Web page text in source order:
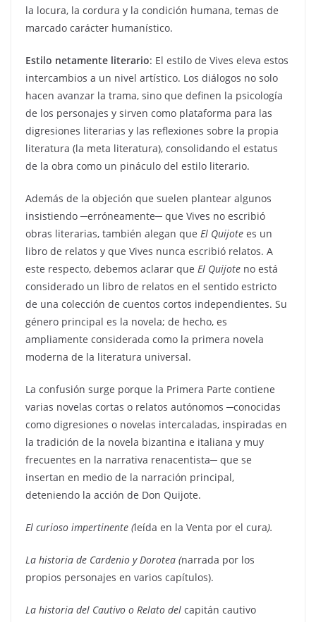
la locura, la cordura y la condición humana, temas de
marcado carácter humanístico.
Estilo netamente literario: El estilo de Vives eleva estos
intercambios a un nivel artístico. Los diálogos no solo
hacen avanzar la trama, sino que definen la psicología
de los personajes y sirven como plataforma para las
digresiones literarias y las reflexiones sobre la propia
literatura (la meta literatura), consolidando el estatus
de la obra como un pináculo del estilo literario.
Además de la objeción que suelen plantear algunos
insistiendo ─erróneamente─ que Vives no escribió
obras literarias, también alegan que El Quijote es un
libro de relatos y que Vives nunca escribió relatos. A
este respecto, debemos aclarar que El Quijote no está
considerado un libro de relatos en el sentido estricto
de una colección de cuentos cortos independientes. Su
género principal es la novela; de hecho, es
ampliamente considerada como la primera novela
moderna de la literatura universal.
La confusión surge porque la Primera Parte contiene
varias novelas cortas o relatos autónomos ─conocidas
como digresiones o novelas intercaladas, inspiradas en
la tradición de la novela bizantina e italiana y muy
frecuentes en la narrativa renacentista─ que se
insertan en medio de la narración principal,
deteniendo la acción de Don Quijote.
El curioso impertinente (leída en la Venta por el cura).
La historia de Cardenio y Dorotea (narrada por los
propios personajes en varios capítulos).
La historia del Cautivo o Relato del capitán cautivo